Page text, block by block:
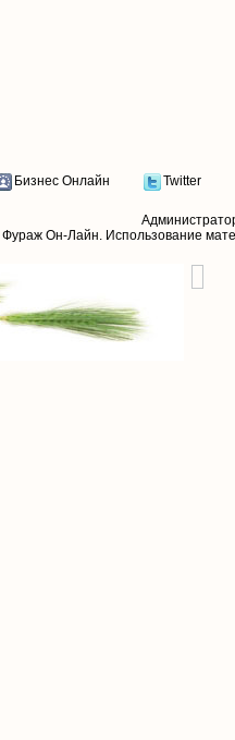
Бизнес Онлайн Twitter
Фураж Он-Лайн. Использование